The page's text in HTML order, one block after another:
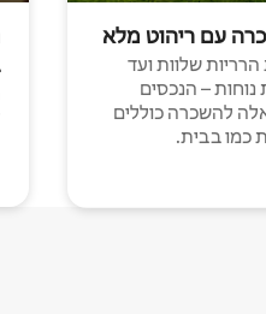
עם ריהוט מלא
שלוות ועד
נוחות – הנכסים
להשכרה כוללים
כמו בבית.